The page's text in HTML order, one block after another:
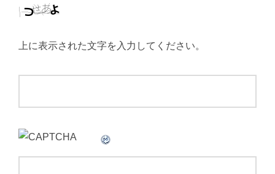
上に表示された文字を入力してください。